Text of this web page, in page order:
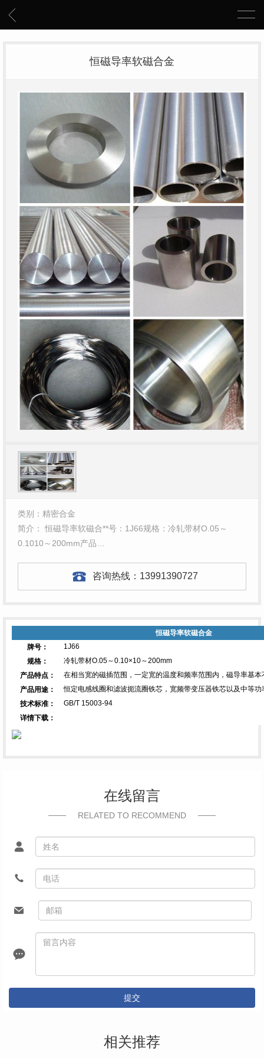
恒磁导率软磁合金
类别：精密合金
简介： 恒磁导率软磁合**号：1J66规格：冷轧带材O.05～
0.1010～200mm产品…
咨询热线： 13991390727
恒磁导率软磁合金
牌号：
1J66
规格：
冷轧带材O.05～0.10×10～200mm
产品特点：
在相当宽的磁插范围，一定宽的温度和频率范围内，磁导率基本
产品用途：
恒定电感线圈和滤波扼流圈铁芯，宽频带变压器铁芯以及中等
技术标准：
GB/T 15003-94
详情下载：
在线留言
RELATED TO RECOMMEND
提交
相关推荐